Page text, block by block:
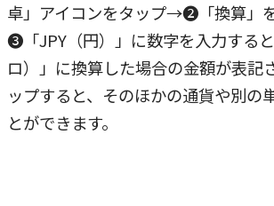
卓」アイコンをタップ→❷「換算」を
❸「JPY（円）」に数字を入力する
ロ）」に換算した場合の金額が表記
ップすると、そのほかの通貨や別の
とができます。